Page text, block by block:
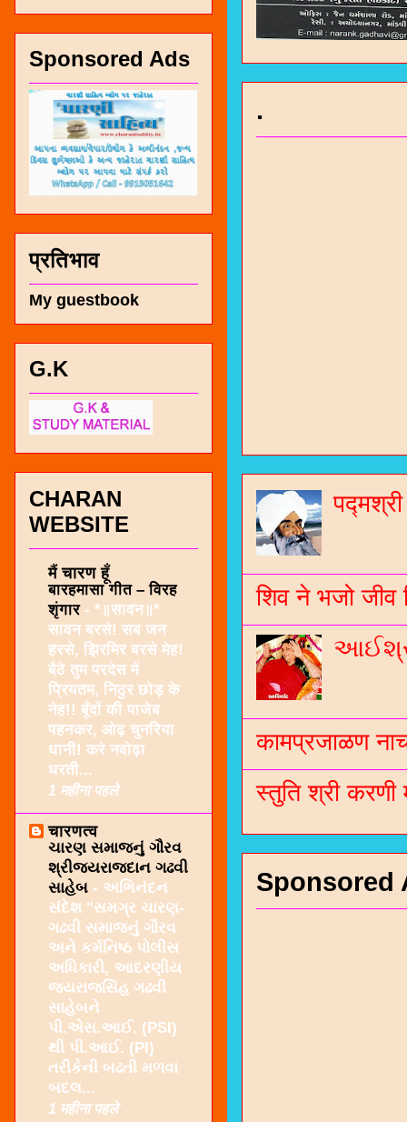
.
जनरल
शिव ने भजो जीव
कामप्रजाळण
स्तुति श्री करणी
Sponsored
Sponsored Ads
प्रतिभाव
My guestbook
G.K
CHARAN
WEBSITE
मैं चारण हूँ
बारहमासा गीत – विरह
शृंगार - *॥सावन॥*
सावन बरसे! सब जन
हरसे, झिरमिर बरसे मेह!
बैठे तुम परदेस में
प्रियतम, निठुर छोड़ के
नेह!! बूँदों की पाजेब
पहनकर, ओढ़ चुनरिया
धानी! करे नवोढ़ा
धरती...
1 महीना पहले
चारणत्व
ચારણ સમાજનું ગૌરવ
શ્રીજયરાજદાન ગઢવી
સાહેબ - અભિનંદન
સંદેશ "સમગ્ર ચારણ-
ગઢવી સમાજનું ગૌરવ
અને કર્મનિષ્ઠ પોલીસ
અધિકારી, આદરણીય
જયરાજસિંહ ગઢવી
સાહેબને
પી.એસ.આઈ. (PSI)
થી પી.આઈ. (PI)
તરીકેની બઢતી મળવા
બદલ...
1 महीना पहले